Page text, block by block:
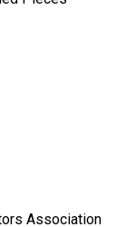
Association